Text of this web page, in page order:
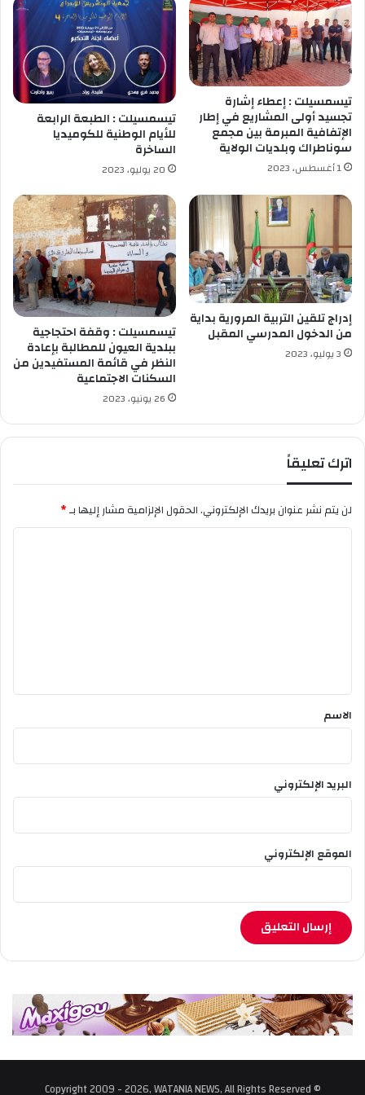
ق
ي
غ
ر
ق
و
ا
د
ي
ح
م
ا
م
ل
و
ا
ن
آ
خ
ر
ي
ن
ف
ي
ح
ا
د
ي
ن
ف
ص
ل
ي
ن
ب
ب
ل
ع
ب
ا
س
تيسمسيلت : إعطاء إشارة
تجسيد أولى المشاريع في إطار
الإتفافية المبرمة بين مجمع
سوناطراك وبلديات الولاية
1 أغسطس، 2023
تيسمسيلت : الطبعة الرابعة
للأيام الوطنية للكوميديا
الساخرة
20 يوليو، 2023
إدراج تلقين التربية المرورية بداية
من الدخول المدرسي المقبل
3 يوليو، 2023
تيسمسيلت : وقفة احتجاجية
ببلدية العيون للمطالبة بإعادة
النظر في قائمة المستفيدين من
السكنات الاجتماعية
26 يونيو، 2023
اترك تعليقاً
لن يتم نشر عنوان بريدك الإلكتروني.الحقول الإلزامية مشار إليها بـ*
*
الاسم
البريد الإلكتروني
الموقع الإلكتروني
© Copyright 2009 - 2026, WATANIA NEWS, All Rights Reserved